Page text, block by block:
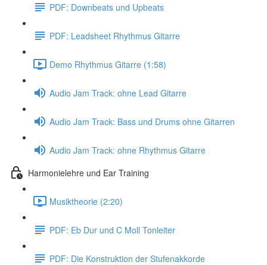
PDF: Downbeats und Upbeats
PDF: Leadsheet Rhythmus Gitarre
Demo Rhythmus Gitarre (1:58)
Audio Jam Track: ohne Lead Gitarre
Audio Jam Track: Bass und Drums ohne Gitarren
Audio Jam Track: ohne Rhythmus Gitarre
Harmonielehre und Ear Training
Musiktheorie (2:20)
PDF: Eb Dur und C Moll Tonleiter
PDF: Die Konstruktion der Stufenakkorde